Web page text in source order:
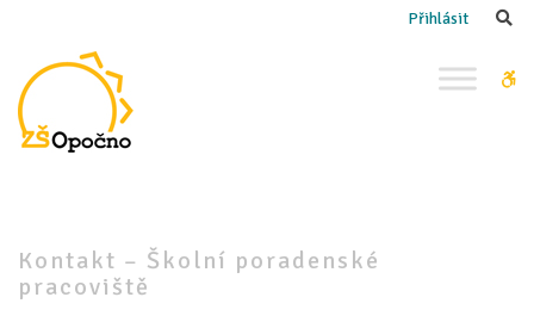
Školní
poradenské
Přihlásit
Kontakt – Školní poradenské
pracoviště